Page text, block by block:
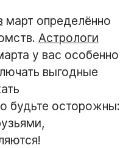
март определённо
Астрологи
у вас особенно
выгодные
будьте осторожны: